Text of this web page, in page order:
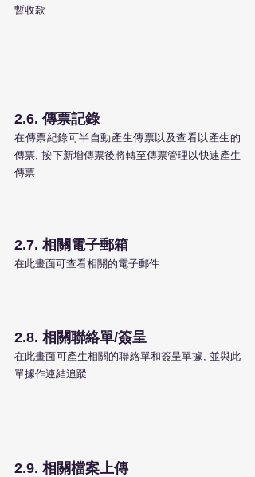
暫收款
2.6. 傳票記錄
在傳票紀錄可半自動產生傳票以及查看以產生的
傳票, 按下新增傳票後將轉至傳票管理以快速產生
傳票
2.7. 相關電子郵箱
在此畫面可查看相關的電子郵件
2.8. 相關聯絡單/簽呈
在此畫面可產生相關的聯絡單和簽呈單據, 並與此
單據作連結追蹤
2.9. 相關檔案上傳